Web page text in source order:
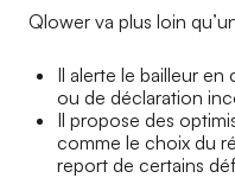
Qlower va plus loin
Il alerte le bailleur
ou de déclaration
Il propose des
comme le choix du
report de certains